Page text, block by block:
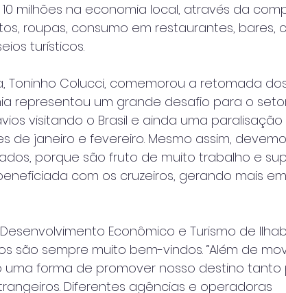
milhões na economia local, através da
roupas, consumo em restaurantes, bares,
turísticos.
Toninho Colucci, comemorou a retomada
representou um grande desafio para o
visitando o Brasil e ainda uma
de janeiro e fevereiro. Mesmo assim,
porque são fruto de muito trabalho e
com os cruzeiros, gerando mais
Econômico e Turismo de
são sempre muito bem-vindos. “Além de
uma forma de promover nosso destino tanto
Diferentes agências e operadoras